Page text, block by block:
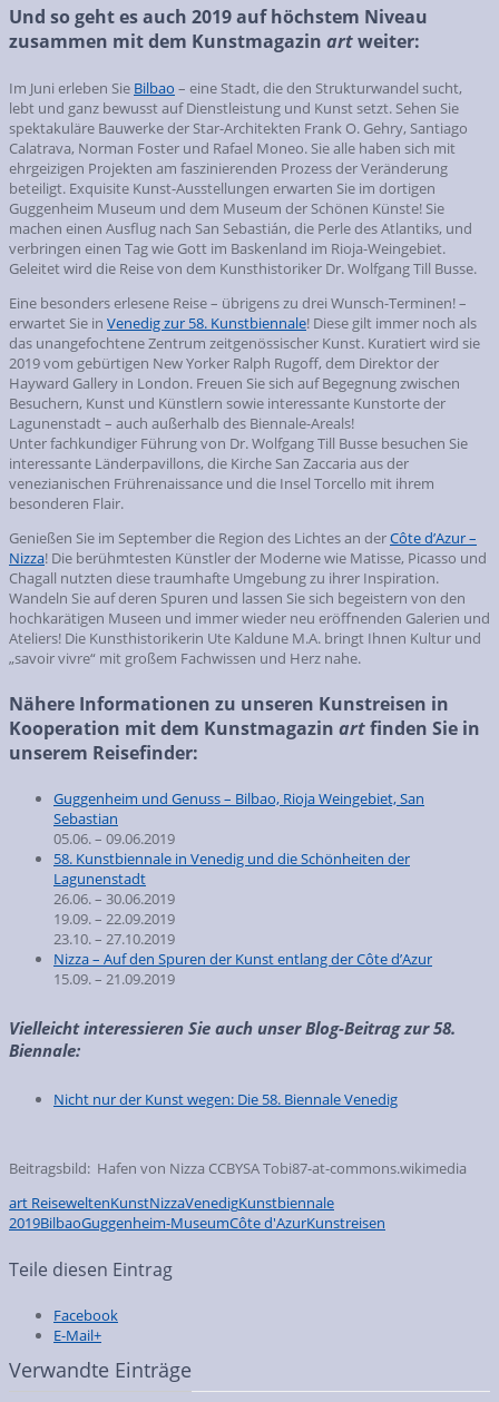
Und so geht es auch 2019 auf höchstem Niveau
zusammen mit dem Kunstmagazin artweiter:
Im Juni erleben Sie Bilbao – eine Stadt, die den Strukturwandel sucht,
lebt und ganz bewusst auf Dienstleistung und Kunst setzt. Sehen Sie
spektakuläre Bauwerke der Star-Architekten Frank O. Gehry, Santiago
Calatrava, Norman Foster und Rafael Moneo. Sie alle haben sich mit
ehrgeizigen Projekten am faszinierenden Prozess der Veränderung
beteiligt. Exquisite Kunst-Ausstellungen erwarten Sie im dortigen
Guggenheim Museum und dem Museum der Schönen Künste! Sie
machen einen Ausflug nach San Sebastián, die Perle des Atlantiks, und
verbringen einen Tag wie Gott im Baskenland im Rioja-Weingebiet.
Geleitet wird die Reise von dem Kunsthistoriker Dr. Wolfgang Till Busse.
Eine besonders erlesene Reise – übrigens zu drei Wunsch-Terminen! –
erwartet Sie in Venedig zur 58. Kunstbiennale! Diese gilt immer noch als
das unangefochtene Zentrum zeitgenössischer Kunst. Kuratiert wird sie
2019 vom gebürtigen New Yorker Ralph Rugoff, dem Direktor der
Hayward Gallery in London. Freuen Sie sich auf Begegnung zwischen
Besuchern, Kunst und Künstlern sowie interessante Kunstorte der
Lagunenstadt – auch außerhalb des Biennale-Areals!
Unter fachkundiger Führung von Dr. Wolfgang Till Busse besuchen Sie
interessante Länderpavillons, die Kirche San Zaccaria aus der
venezianischen Frührenaissance und die Insel Torcello mit ihrem
besonderen Flair.
Genießen Sie im September die Region des Lichtes an derCôte d’Azur –
Nizza! Die berühmtesten Künstler der Moderne wie Matisse, Picasso und
Chagall nutzten diese traumhafte Umgebung zu ihrer Inspiration.
Wandeln Sie auf deren Spuren und lassen Sie sich begeistern von den
hochkarätigen Museen und immer wieder neu eröffnenden Galerien und
Ateliers! Die Kunsthistorikerin Ute Kaldune M.A. bringt Ihnen Kultur und
„savoir vivre“ mit großem Fachwissen und Herz nahe.
Nähere Informationen zu unseren Kunstreisen in
Kooperation mit dem Kunstmagazin artfinden Sie in
unserem Reisefinder:
Guggenheim und Genuss – Bilbao, Rioja Weingebiet, San
Sebastian
05.06. – 09.06.2019
58. Kunstbiennale in Venedig und die Schönheiten der
Lagunenstadt
26.06. – 30.06.2019
19.09. – 22.09.2019
23.10. – 27.10.2019
Nizza – Auf den Spuren der Kunst entlang der Côte d’Azur
15.09. – 21.09.2019
Vielleicht interessieren Sie auch unser Blog-Beitrag zur 58.
Biennale:
Nicht nur der Kunst wegen: Die 58. Biennale Venedig
Beitragsbild: Hafen von Nizza CCBYSA Tobi87-at-commons.wikimedia
art ReiseweltenKunstNizzaVenedigKunstbiennale
2019BilbaoGuggenheim-MuseumCôte d'AzurKunstreisen
Teile diesen Eintrag
Facebook
E-Mail+
Verwandte Einträge